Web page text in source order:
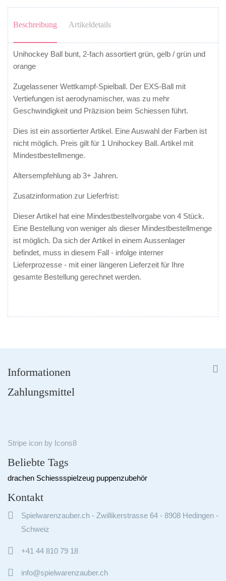
Beschreibung Artikeldetails
Unihockey Ball bunt, 2-fach assortiert grün, gelb / grün und
orange
Zugelassener Wettkampf-Spielball. Der EXS-Ball mit
Vertiefungen ist aerodynamischer, was zu mehr
Geschwindigkeit und Präzision beim Schiessen führt.
Dies ist ein assortierter Artikel. Eine Auswahl der Farben ist
nicht möglich. Preis gilt für 1 Unihockey Ball. Artikel mit
Mindestbestellmenge.
Altersempfehlung ab 3+ Jahren.
Zusatzinformation zur Lieferfrist:
Dieser Artikel hat eine Mindestbestellvorgabe von 4 Stück.
Eine Bestellung von weniger als dieser Mindestbestellmenge
ist möglich. Da sich der Artikel in einem Aussenlager
befindet, muss in diesem Fall - infolge interner
Lieferprozesse - mit einer längeren Lieferzeit für Ihre
gesamte Bestellung gerechnet werden.
Informationen 

Zahlungsmittel
Stripe icon by Icons8
Beliebte Tags
drachen Schiessspielzeug puppenzubehör
Kontakt

Spielwarenzauber.ch - Zwillikerstrasse 64 - 8908 Hedingen -
Schweiz
 +41 44 810 79 18
 info@spielwarenzauber.ch